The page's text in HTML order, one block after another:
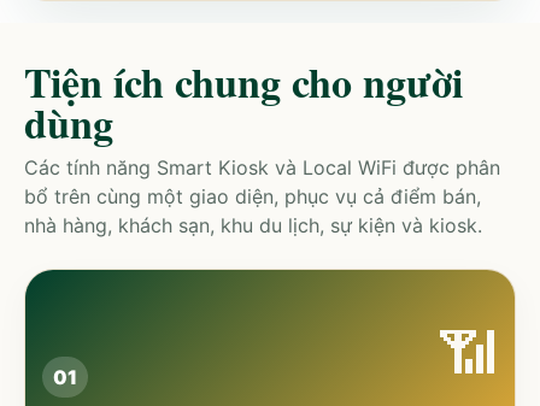
Tiện ích chung cho người
dùng
Các tính năng Smart Kiosk và Local WiFi được phân
bổ trên cùng một giao diện, phục vụ cả điểm bán,
nhà hàng, khách sạn, khu du lịch, sự kiện và kiosk.
01 📶